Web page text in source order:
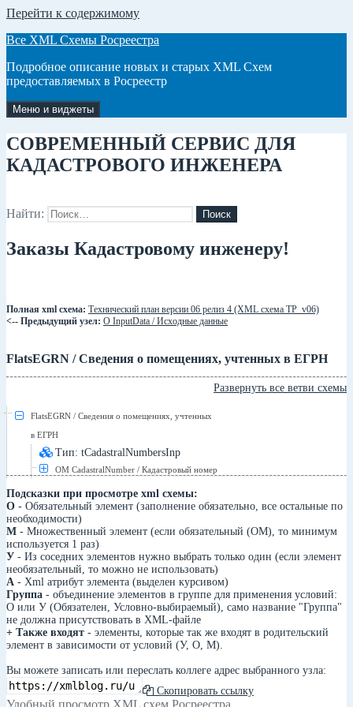
Перейти к содержимому
Все XML Схемы Росреестра
Подробное описание новых и старых XML Схем
предоставляемых в Росреестр
Меню и виджеты
СОВРЕМЕННЫЙ СЕРВИС ДЛЯ
КАДАСТРОВОГО ИНЖЕНЕРА
Найти:
Заказы Кадастровому инженеру!
Полная xml схема: Технический план версии 06 релиз 4 (XML схема TP_v06)
<-- Предыдущий узел: О InputData / Исходные данные
FlatsEGRN / Сведения о помещениях, учтенных в ЕГРН
Развернуть все ветви схемы
FlatsEGRN / Сведения о помещениях, учтенных
в ЕГРН
Тип: tCadastralNumbersInp
ОМ CadastralNumber / Кадастровый номер
Подсказки при просмотре xml схемы:
О - Обязательный элемент (заполнение обязательно, все остальные по
необходимости)
М - Множественный элемент (если обязательный (ОМ), то минимум
используется 1 раз)
У - Из соседних элементов нужно выбрать только один (если элемент
необязательный, то можно не использовать)
А - Xml атрибут элемента (выделен курсивом)
Группа - объединение элементов в группе для применения условий:
О или У (Обязателен, Условно-выбираемый), само название "Группа"
не должна присутствовать в XML-файле
+ Также входят - элементы, которые так же входят в родительский
элемент в зависимости от условий (У, О, М).
Вы можете записать или переслать коллеге адрес выбранного узла:
Скопировать ссылку